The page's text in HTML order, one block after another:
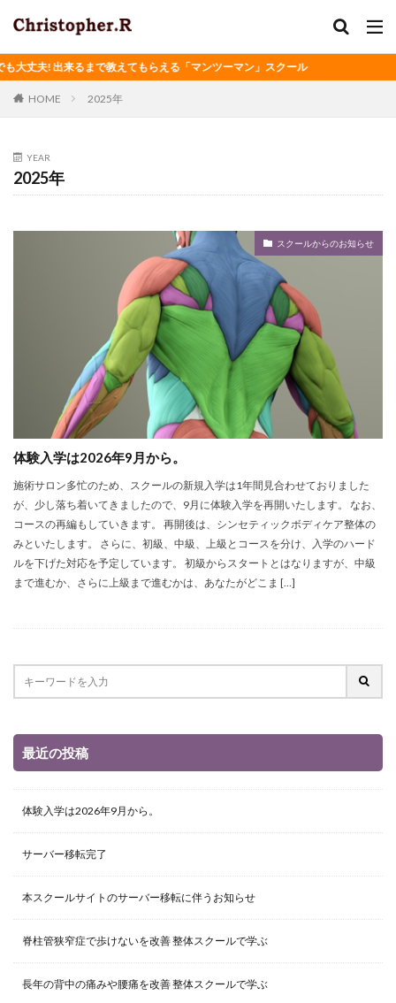
丈夫! 出来るまで教えてもらえる「マンツーマン」スクール
HOME 2025年
YEAR
2025年
スクールからのお知らせ
体験入学は2026年9月から。
施術サロン多忙のため、スクールの新規入学は1年間見合わせておりました
が、少し落ち着いてきましたので、9月に体験入学を再開いたします。 なお、
コースの再編もしていきます。 再開後は、シンセティックボディケア整体の
みといたします。 さらに、初級、中級、上級とコースを分け、入学のハード
ルを下げた対応を予定しています。 初級からスタートとはなりますが、中級
まで進むか、さらに上級まで進むかは、あなたがどこま […]
最近の投稿
体験入学は2026年9月から。
サーバー移転完了
本スクールサイトのサーバー移転に伴うお知らせ
脊柱管狭窄症で歩けないを改善 整体スクールで学ぶ
長年の背中の痛みや腰痛を改善 整体スクールで学ぶ